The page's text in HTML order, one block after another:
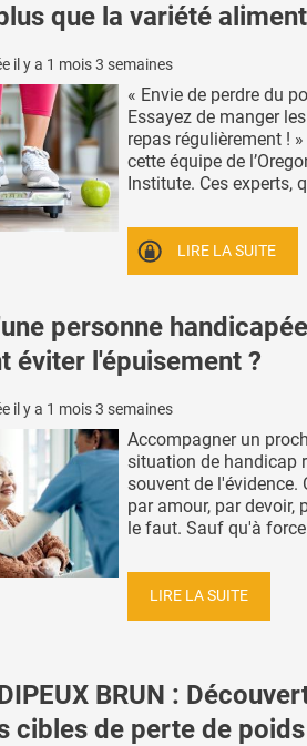
que la variété
il y a 1 mois 3 semaines
« Envie de perdre du
Essayez de manger
repas régulièrement !
cette équipe de
Institute. Ces experts,
LIRE LA SUITE
personne
éviter l'épuisement ?
il y a 1 mois 3 semaines
Accompagner un
situation de handicap
souvent de l'évidence.
par amour, par devoir,
le faut. Sauf qu'à
LIRE LA SUITE
BRUN :
cibles de perte de poids